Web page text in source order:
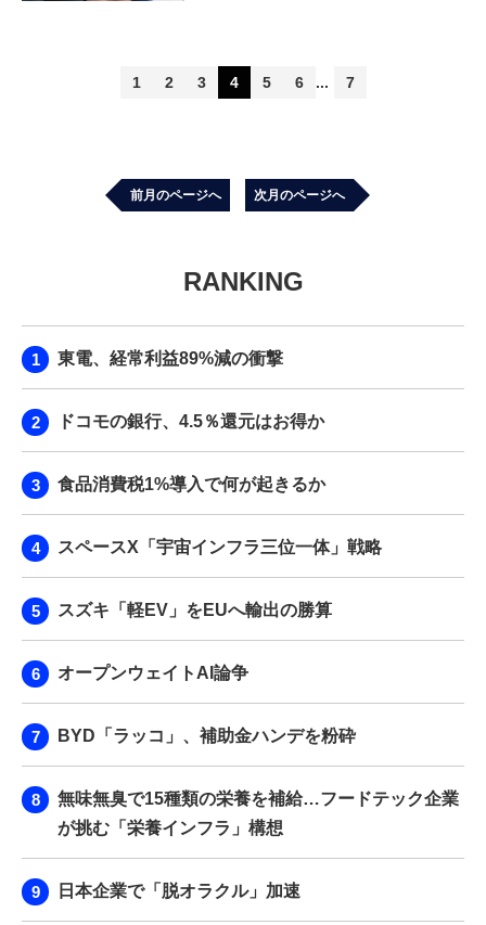
1 2 3 4 5 6 7
前月のページへ 次月のページへ
RANKING
東電、経常利益89%減の衝撃
ドコモの銀行、4.5％還元はお得か
食品消費税1%導入で何が起きるか
スペースX「宇宙インフラ三位一体」戦略
スズキ「軽EV」をEUへ輸出の勝算
オープンウェイトAI論争
BYD「ラッコ」、補助金ハンデを粉砕
無味無臭で15種類の栄養を補給…フードテック企業
が挑む「栄養インフラ」構想
日本企業で「脱オラクル」加速